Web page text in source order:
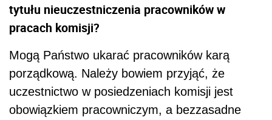
tytułu nieuczestniczenia pracowników w
pracach komisji?
Mogą Państwo ukarać pracowników karą
porządkową. Należy bowiem przyjąć, że
uczestnictwo w posiedzeniach komisji jest
obowiązkiem pracowniczym, a bezzasadne